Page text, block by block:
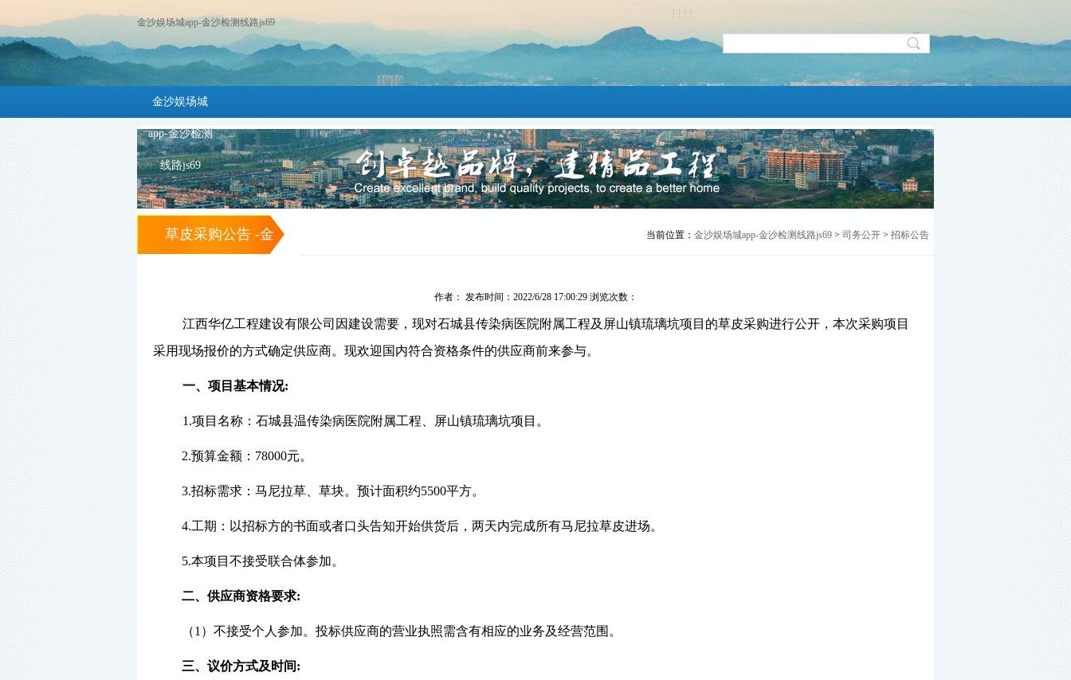
金沙娱场城app-金沙检测线路js69
金沙娱场城
app-金沙检测
线路js69
草皮采购公告 -金 当前位置： 金沙娱场城app-金沙检测线路js69 > 司务公开 > 招标公告
作者： 发布时间：2022/6/28 17:00:29 浏览次数：
江西华亿工程建设有限公司因建设需要，现对石城县传染病医院附属工程及屏山镇琉璃坑项目的草皮采购进行公开 ，本次采购项目
采用现场报价的方式确定供应商。 现欢迎国内符合资格条件的供应商前来参与。
一、项目基本情况:
1.项目名称： 石城县温传染病医院附属工程、屏山镇琉璃坑项目。
2.预算金额：78000元。
3.招标需求： 马尼拉草、草块。预计面积约5500平方。
4.工期：以招标方的书面或者口头告知开始供货后，两天内完成所有马尼拉草皮进场。
5.本项目不接受联合体参加。
二、供应商资格要求:
（1） 不接受个人参加。投标供应商的营业执照需含有相应的业务及经营范围。
三、议价方式及时间: